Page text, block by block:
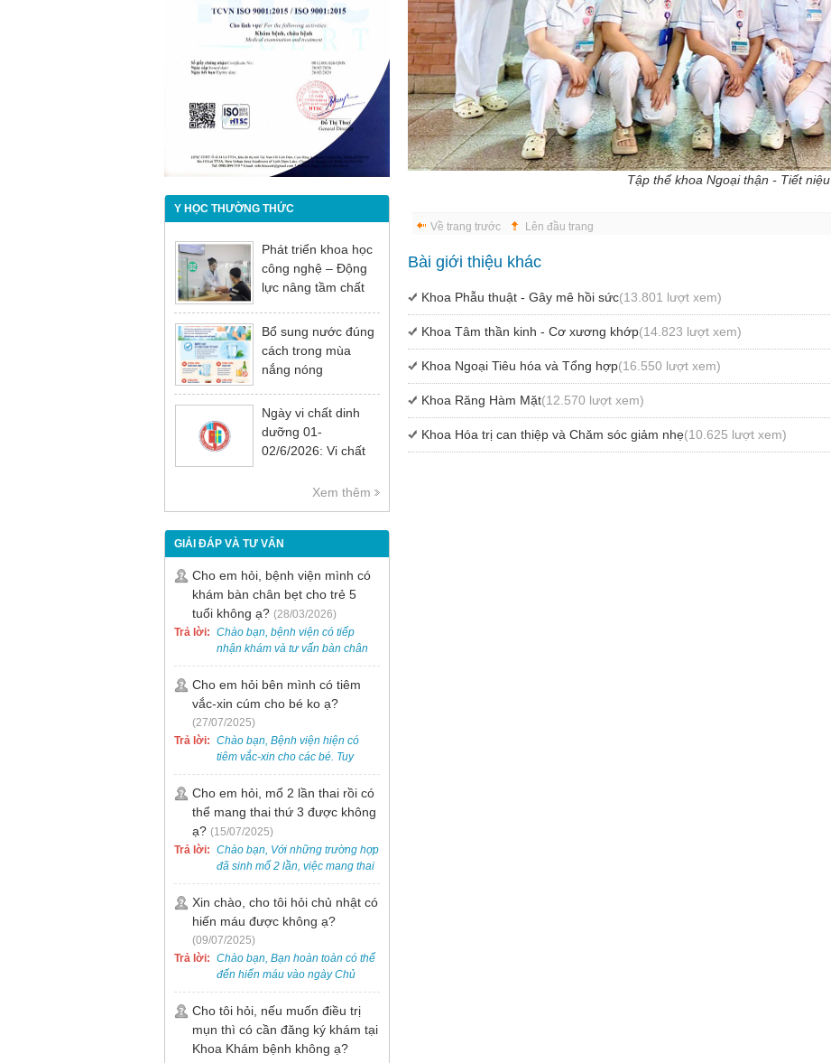
Y HỌC THƯỜNG THỨC
Phát triển khoa học
công nghệ – Động
lực nâng tầm chất
bệnh
Bổ sung nước đúng
cách trong mùa
nắng nóng
Ngày vi chất dinh
dưỡng 01-
02/6/2026: Vi chất
thiết cho sự phát
Xem thêm
GIẢI ĐÁP VÀ TƯ VẤN
Cho em hỏi, bệnh viện mình có
khám bàn chân bẹt cho trẻ 5
tuổi không ạ? (28/03/2026)
Trả lời: Chào bạn, bệnh viện có tiếp
nhận khám và tư vấn bàn chân
bẹt cho trẻ em, bao gồm cả trẻ 5
tuổi. Bạn có thể đưa bé đến
Khoa Khám bệnh của bệnh viện
để được bác sĩ chuyên khoa
thăm khám. Ngoài ra, để thuận
tiện hơn, bạn có thể đặt lịch
khám trước qua số điện thoại:
0988 270 115. Nếu cần hỗ trợ
thêm, vui lòng liên hệ qua Zalo
hoặc Fanpage Bệnh viện Việt
Nam - Thụy Điển Uông Bí.
Cho em hỏi bên mình có tiêm
vắc-xin cúm cho bé ko ạ?
(27/07/2025)
Trả lời: Chào bạn, Bệnh viện hiện có
tiêm vắc-xin cho các bé. Tuy
nhiên, các loại vắc-xin thường về
theo từng đợt, không phải lúc
nào cũng có sẵn.
Cho em hỏi, mổ 2 lần thai rồi có
thể mang thai thứ 3 được không
ạ? (15/07/2025)
Trả lời: Chào bạn, Với những trường hợp
đã sinh mổ 2 lần, việc mang thai
lần 3 vẫn có thể thực hiện được.
Tại Bệnh viện, chúng tôi đã tiếp
nhận và hỗ trợ nhiều thai phụ có
nhu cầu tương tự.
Xin chào, cho tôi hỏi chủ nhật có
hiến máu được không ạ?
(09/07/2025)
Trả lời: Chào bạn, Bạn hoàn toàn có thể
đến hiến máu vào ngày Chủ
Nhật.
Cho tôi hỏi, nếu muốn điều trị
mụn thì có cần đăng ký khám tại
Khoa Khám bệnh không ạ?
Tập thể khoa Ngoại thận - Tiết niệu
Về trang trước Lên đầu trang
Bài giới thiệu khác
Khoa Phẫu thuật - Gây mê hồi sức(13.801 lượt xem)
Khoa Tâm thần kinh - Cơ xương khớp(14.823 lượt xem)
Khoa Ngoại Tiêu hóa và Tổng hợp(16.550 lượt xem)
Khoa Răng Hàm Mặt(12.570 lượt xem)
Khoa Hóa trị can thiệp và Chăm sóc giảm nhẹ(10.625 lượt xem)